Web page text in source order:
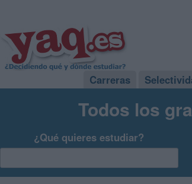
Carreras
Todos los
¿Qué quieres estudiar?